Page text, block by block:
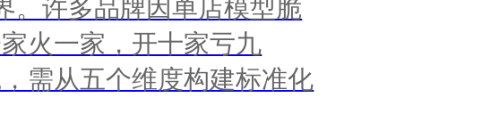
。许多品牌因单店模型脆
火一家，开十家亏九
需从五个维度构建标准化